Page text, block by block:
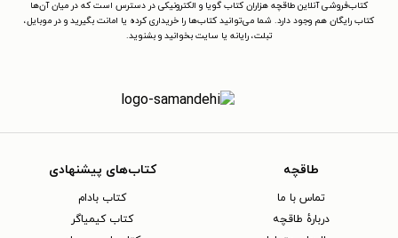
کتاب‌فروشی آنلاین طاقچه هزاران کتاب گویا و الکترونیکی در دسترس است که در میان آن‌ها
کتاب رایگان هم وجود دارد. شما می‌توانید کتاب‌ها را خریداری کرده یا امانت بگیرید و در موبایل،
تبلت، رایانه یا سایت بخوانید و بشنوید.
طاقچه
تماس با ما
دربارهٔ طاقچه
کتاب‌های پیشنهادی
کتاب بادام
کتاب کیمیاگر